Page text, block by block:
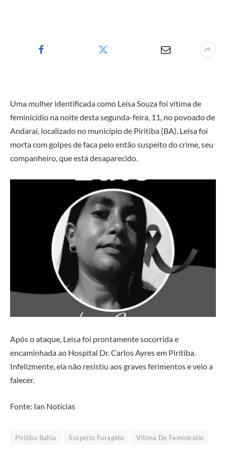
Uma mulher identificada como Leisa Souza foi vítima de
feminicídio na noite desta segunda-feira, 11, no povoado de
Andaraí, localizado no município de Piritiba (BA). Leisa foi
morta com golpes de faca pelo então suspeito do crime, seu
companheiro, que está desaparecido.
Após o ataque, Leisa foi prontamente socorrida e
encaminhada ao Hospital Dr. Carlos Ayres em Piritiba.
Infelizmente, ela não resistiu aos graves ferimentos e veio a
falecer.
Fonte: Ian Notícias
Piritiba Bahia Suspeito Foragido Vítima De Feminicídio